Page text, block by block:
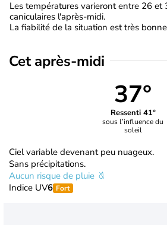
Les températures varieront entre 26 et
caniculaires l'après-midi.
La fiabilité de la situation est très
Cet après-midi
37°
Ressenti 41°
sous l’influence du
soleil
Ciel variable devenant peu nuageux.
Sans précipitations.
Aucun risque de pluie
Indice UV6 Fort